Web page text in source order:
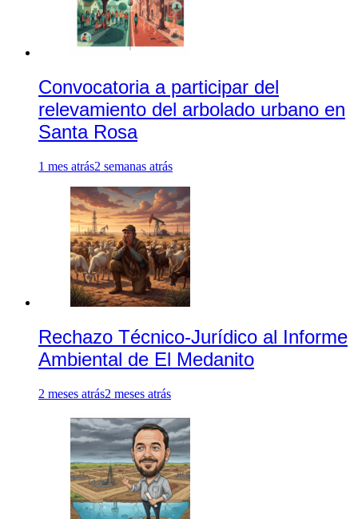
Convocatoria a participar del
relevamiento del arbolado urbano en
Santa Rosa
1 mes atrás2 semanas atrás
Rechazo Técnico-Jurídico al Informe
Ambiental de El Medanito
2 meses atrás2 meses atrás